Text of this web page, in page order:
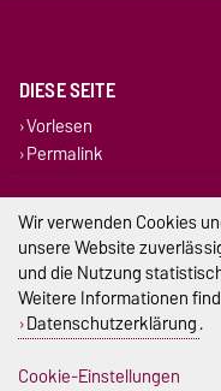
DIESE SEITE
Vorlesen
Permalink
Wir verwenden Cookies
unsere Website
und die Nutzung
Weitere Informationen
Datenschutzerklärung.
Cookie-Einstellungen